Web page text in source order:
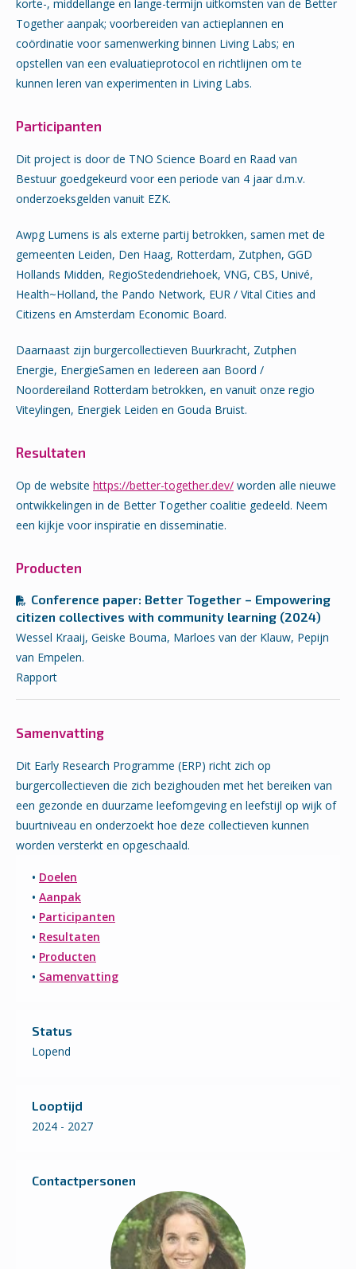
korte-, middellange en lange-termijn uitkomsten van de Better
Together aanpak; voorbereiden van actieplannen en
coördinatie voor samenwerking binnen Living Labs; en
opstellen van een evaluatieprotocol en richtlijnen om te
kunnen leren van experimenten in Living Labs.
Participanten
Dit project is door de TNO Science Board en Raad van
Bestuur goedgekeurd voor een periode van 4 jaar d.m.v.
onderzoeksgelden vanuit EZK.
Awpg Lumens is als externe partij betrokken, samen met de
gemeenten Leiden, Den Haag, Rotterdam, Zutphen, GGD
Hollands Midden, RegioStedendriehoek, VNG, CBS, Univé,
Health~Holland, the Pando Network, EUR / Vital Cities and
Citizens en Amsterdam Economic Board.
Daarnaast zijn burgercollectieven Buurkracht, Zutphen
Energie, EnergieSamen en Iedereen aan Boord /
Noordereiland Rotterdam betrokken, en vanuit onze regio
Viteylingen, Energiek Leiden en Gouda Bruist.
Resultaten
Op de website https://better-together.dev/ worden alle nieuwe
ontwikkelingen in de Better Together coalitie gedeeld. Neem
een kijkje voor inspiratie en disseminatie.
Producten
Conference paper: Better Together – Empowering
citizen collectives with community learning (2024)
Wessel Kraaij, Geiske Bouma, Marloes van der Klauw, Pepijn
van Empelen.
Rapport
Samenvatting
Dit Early Research Programme (ERP) richt zich op
burgercollectieven die zich bezighouden met het bereiken van
een gezonde en duurzame leefomgeving en leefstijl op wijk of
buurtniveau en onderzoekt hoe deze collectieven kunnen
worden versterkt en opgeschaald.
• Doelen
• Aanpak
• Participanten
• Resultaten
• Producten
• Samenvatting
Status
Lopend
Looptijd
2024 - 2027
Contactpersonen